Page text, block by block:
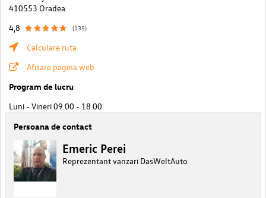
410553 Oradea
4,8
(135)
Calculare ruta
Afisare pagina web
Program de lucru
Luni - Vineri 09.00 - 18.00
Persoana de contact
Emeric Perei
Reprezentant vanzari DasWeltAuto